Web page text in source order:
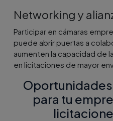
Networking y
Participar en cámaras
puede abrir puertas a
aumenten la capacidad de
en licitaciones de mayor
para tu